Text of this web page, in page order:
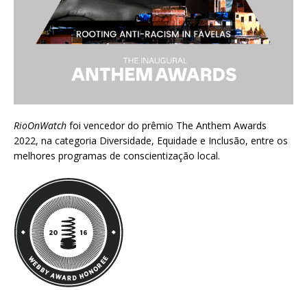
RioOnWatch foi vencedor do prêmio The Anthem Awards
2022, na categoria Diversidade, Equidade e Inclusão, entre os
melhores programas de conscientização local.